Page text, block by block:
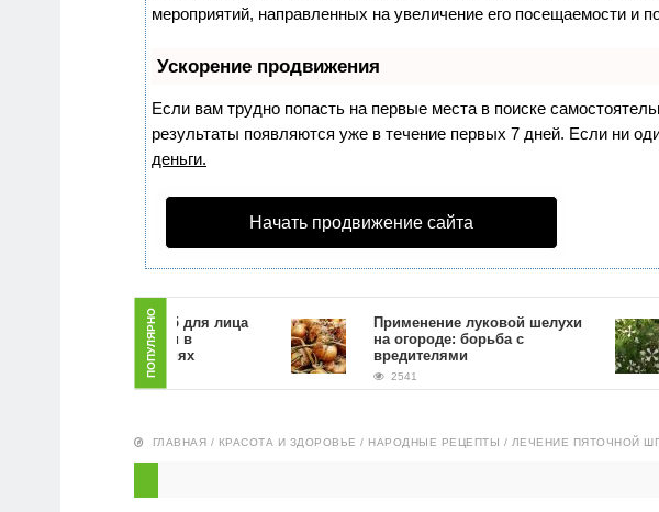
мероприятий, направленных на увеличение его посещаемости и
Ускорение продвижения
Если вам трудно попасть на первые места в поиске
результаты появляются уже в течение первых 7 дней. Если ни
деньги.
Начать продвижение сайта
ПОПУЛЯРНО
Как сделать скраб для лица
из кофейной гущи в
домашних условиях
Применение луковой шелухи
на огороде: борьба с
вредителями
2541
ГЛАВНАЯ / КРАСОТА И ЗДОРОВЬЕ / НАРОДНЫЕ РЕЦЕПТЫ / ЛЕЧЕНИЕ ПЯТОЧНОЙ